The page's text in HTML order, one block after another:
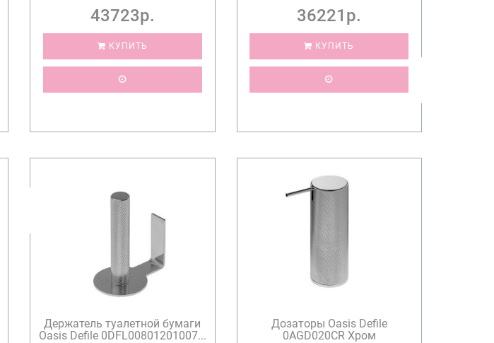
43723р.
КУПИТЬ
36221р.
КУПИТЬ
Держатель туалетной бумаги
Oasis Defile 0DFL00801201007...
Дозаторы Oasis Defile
0AGD020CR Хром